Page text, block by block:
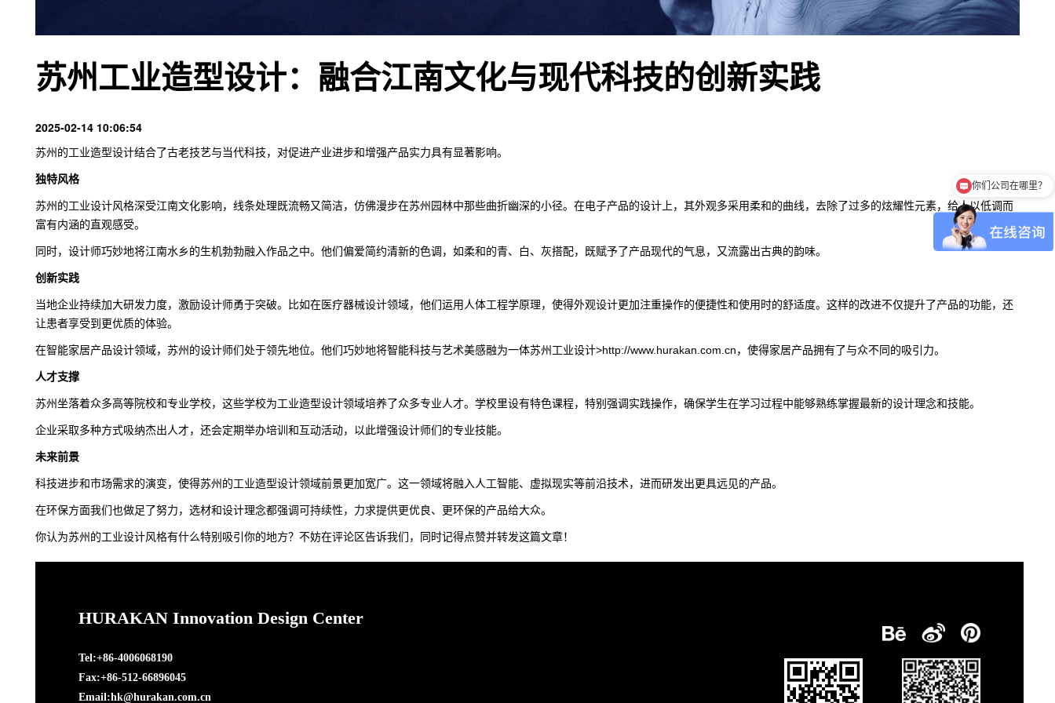
苏州工业造型设计：融合江南文化与现代科技的创新实践
2025-02-14 10:06:54
苏州的工业造型设计结合了古老技艺与当代科技，对促进产业进步和增强产品实力具有显著影响。
独特风格
苏州的工业设计风格深受江南文化影响，线条处理既流畅又简洁，仿佛漫步在苏州园林中那些曲折幽深的小径。在电子产品的设计上，其外观多采用柔和的曲线，去除了过多的炫耀性元素，给人以低调而
富有内涵的直观感受。
同时，设计师巧妙地将江南水乡的生机勃勃融入作品之中。他们偏爱简约清新的色调，如柔和的青、白、灰搭配，既赋予了产品现代的气息，又流露出古典的韵味。
创新实践
当地企业持续加大研发力度，激励设计师勇于突破。比如在医疗器械设计领域，他们运用人体工程学原理，使得外观设计更加注重操作的便捷性和使用时的舒适度。这样的改进不仅提升了产品的功能，还
让患者享受到更优质的体验。
在智能家居产品设计领域，苏州的设计师们处于领先地位。他们巧妙地将智能科技与艺术美感融为一体苏州工业设计>http://www.hurakan.com.cn，使得家居产品拥有了与众不同的吸引力。
人才支撑
苏州坐落着众多高等院校和专业学校，这些学校为工业造型设计领域培养了众多专业人才。学校里设有特色课程，特别强调实践操作，确保学生在学习过程中能够熟练掌握最新的设计理念和技能。
企业采取多种方式吸纳杰出人才，还会定期举办培训和互动活动，以此增强设计师们的专业技能。
未来前景
科技进步和市场需求的演变，使得苏州的工业造型设计领域前景更加宽广。这一领域将融入人工智能、虚拟现实等前沿技术，进而研发出更具远见的产品。
在环保方面我们也做足了努力，选材和设计理念都强调可持续性，力求提供更优良、更环保的产品给大众。
你认为苏州的工业设计风格有什么特别吸引你的地方？不妨在评论区告诉我们，同时记得点赞并转发这篇文章！
HURAKAN Innovation Design Center
Tel:+86-4006068190
Fax:+86-512-66896045
Email:hk@hurakan.com.cn
你们公司在哪里？